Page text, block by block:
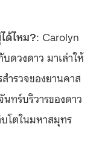
ด้ไหม?: Carolyn
ดวงดาว มาเล่าให้
ำรวจของยานคาส
ทร์บริวารของดาว
บโตในมหาสมุทร